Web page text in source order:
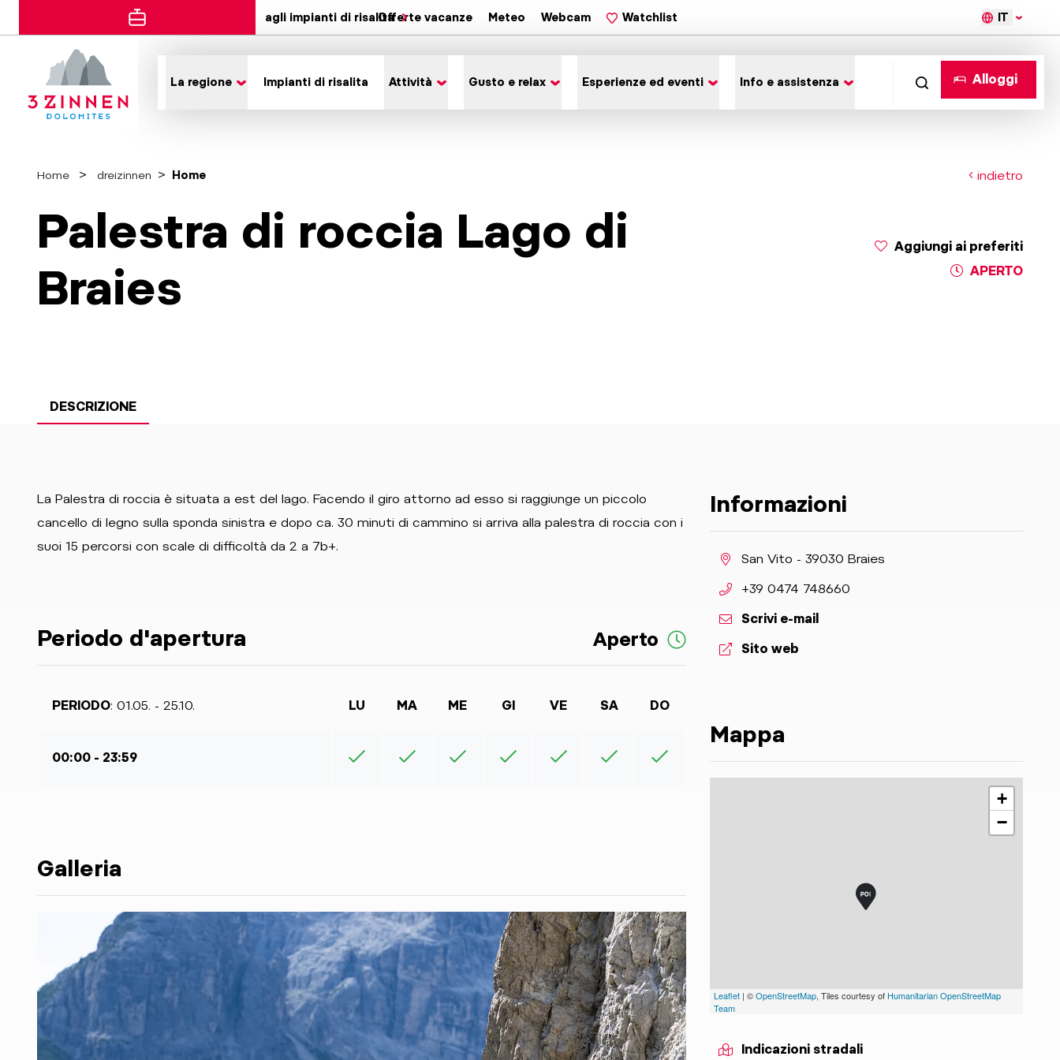
agli impianti di risalitaOfferte vacanze Meteo Webcam Watchlist IT
La regione Impianti di risalita Attività Gusto e relax Esperienze ed eventi Info e assistenza Alloggi
Home dreizinnen Home indietro
Palestra di roccia Lago di
Braies
Aggiungi ai preferiti
APERTO
DESCRIZIONE
La Palestra di roccia è situata a est del lago. Facendo il giro attorno ad esso si raggiunge un piccolo
cancello di legno sulla sponda sinistra e dopo ca. 30 minuti di cammino si arriva alla palestra di roccia con i
suoi 15 percorsi con scale di difficoltà da 2 a 7b+.
Periodo d'apertura Aperto
PERIODO: 01.05. - 25.10. LU MA ME GI VE SA DO
00:00 - 23:59
Galleria
Informazioni
aria.location:
San Vito - 39030 Braies
aria.phone:
+39 0474 748660
Scrivi e-mail
aria.website:
Sito web
Mappa
+
−
Leaflet | ©OpenStreetMap, Tiles courtesy of Humanitarian OpenStreetMap
Team
Indicazioni stradali